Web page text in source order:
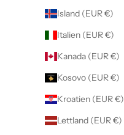
Island (EUR €)
Italien (EUR €)
Kanada (EUR €)
Kosovo (EUR €)
Kroatien (EUR €)
Lettland (EUR €)